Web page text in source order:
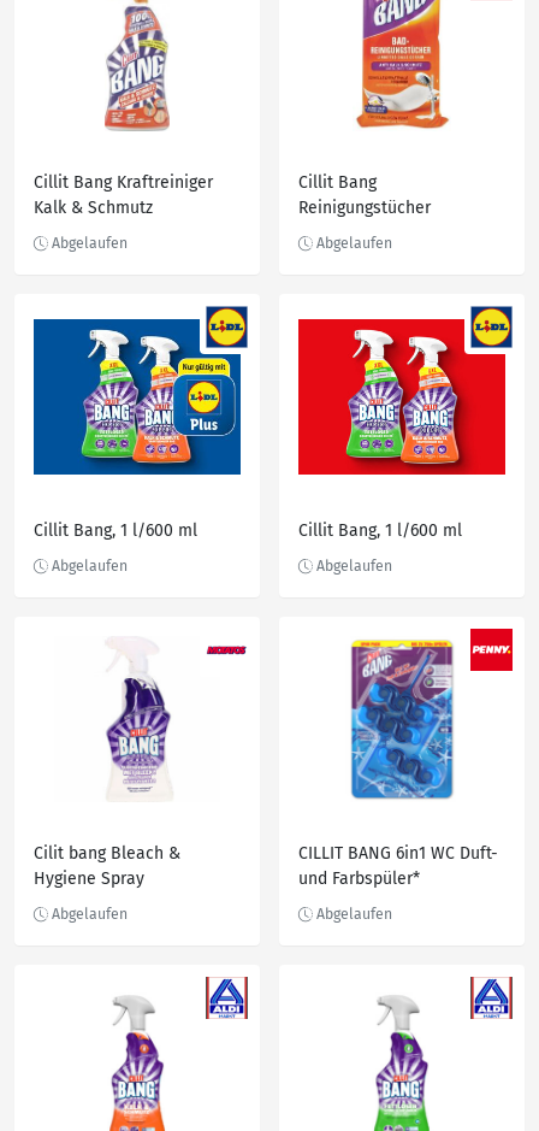
Cillit Bang Kraftreiniger
Kalk & Schmutz
Cillit Bang
Reinigungstücher
Cillit Bang, 1 l/600 ml Cillit Bang, 1 l/600 ml
Cilit bang Bleach &
Hygiene Spray
CILLIT BANG 6in1 WC Duft-
und Farbspüler*